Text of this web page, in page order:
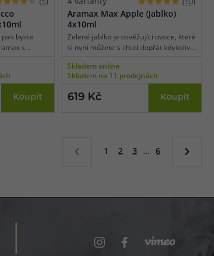
byste
s
kořeněným
Koupit
Aramax Max Apple (Jablko)
4x10ml
Zelené jablko je osvěžující ovoce, které
si nyní můžete s chutí dopřát kdykoliv
Skladem online
Skladem na 11 prodejnách
619 Kč Koupit
1 2 3 … 6